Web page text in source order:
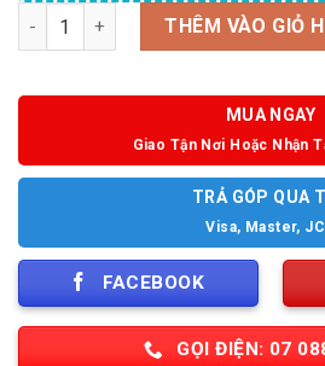
Số lượng THÊM VÀO GIỎ
MUA NGAY
Giao Tận Nơi Hoặc Nhận
TRẢ GÓP QUA
Visa, Master,
FACEBOOK
GỌI ĐIỆN: 07